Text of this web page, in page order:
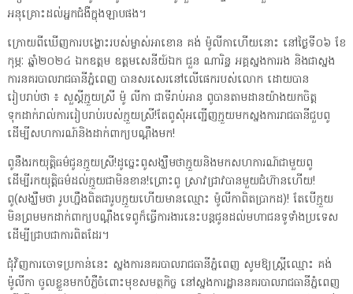
អនុគ្រោះដល់អ្នកជំងឺក្នុងឡាបផង។
ក្រោយពីឃើញការបង្ហោះរបស់ម្ចាស់អាខោន គង់ ម៉ូលីកាហើយនោះ នៅថ្ងៃទី០៦ ខែ
កុម្ភៈ ឆ្នាំ២០២៤ ឯកឧត្តម ឧត្តមសេនីយ៍ឯក ជួន ណារិន្ទ អគ្គស្នងការរង និងជាស្នង
ការនគរបាលរាជធានីភ្នំពេញ បានសរសេរនៅលើផេករបស់លោក ដោយបាន
រៀបរាប់ថា ៖ សួស្ដីក្មួយស្រី ម៉ូ លីកា ជាទីរាប់អាន ពូបានតាមដានយ៉ាងយកចិត្ត
ទុកដាក់រាល់ការរៀបរាប់របស់ក្មួយស្រី!តែពូសុំអញ្ជើញក្មួយមកស្នងការរាជធានីជួបពូ
ដើម្បីសហការណ៍និងដាក់ពាក្យបណ្ដឹងមក!
ពូនឹងរកយុត្តិធម៌ជូនក្មួយស្រី!ដូច្នេះពូសង្ឃឹមថាក្មួយនិងមកសហការណ៍ជាមួយពូ
ដើម្បីរកយុត្តិធម៌ដល់ក្មួយជាមិនខាន!ព្រោះពូ ស្រាវជ្រាវបានមួយជំហ៊ានហើយ!
ពូ(សង្ឃឹមថា រូបហ្នឹងពិតជារូបក្មួយហើយមានឈ្មោះ ម៉ូលីកាពិតប្រាកដ)! តែបើក្មួយ
មិនព្រមមកដាក់ពាក្យបណ្ដឹងទេពូក៏ធ្វើការងារនេះបន្តជូនដល់មហាជនទូទាំងប្រទេស
ដើម្បីជ្រាបជាការពិតដែរ។
ជុំវិញការចោទប្រកាន់នេះ ស្នងការនគរបាលរាជធានីភ្នំពេញ សូមឱ្យស្ត្រីឈ្មោះ គង់
ម៉ូលីកា ចូលខ្លួនមកបំភ្លឺចំពោះមុខសមត្ថកិច្ច នៅស្នងការដ្ឋាននគរបាលរាជធានីភ្នំពេញ